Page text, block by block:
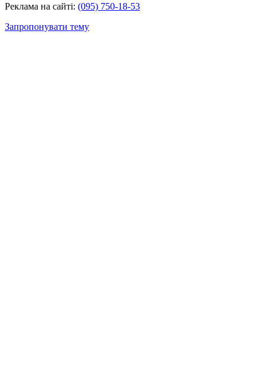
Реклама на сайті: (095) 750-18-53
Запропонувати тему